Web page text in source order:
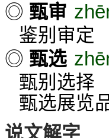
◎ 甄审
鉴别审定
◎ 甄选
甄别选择
甄选展览
说文解字